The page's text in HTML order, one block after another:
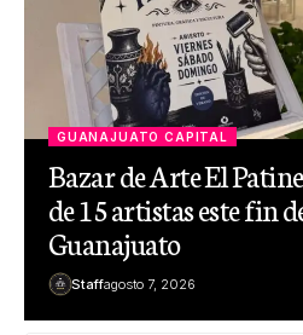
GUANAJUATO CAPITAL
Bazar de Arte El
de 15 artistas este fin
Guanajuato
Staffagosto 7, 2026